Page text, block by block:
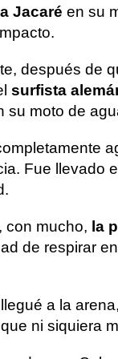
Jacaré en su
después de
surfista
su moto de
Fue llevado
con mucho, la
de respirar
a la
ni siquiera